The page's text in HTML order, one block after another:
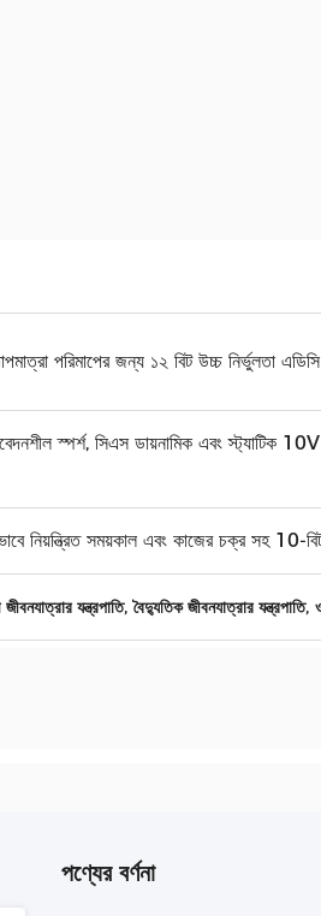
পরিমাপের জন্য ১২ বিট উচ্চ নির্ভুলতা
স্পর্শ, সিএস ডায়নামিক এবং স্ট্যাটিক
নিয়ন্ত্রিত সময়কাল এবং কাজের চক্র সহ 10-
যন্ত্রপাতি,বৈদ্যুতিক জীবনযাত্রার যন্ত্রপাতি,
পণ্যের বর্ণনা